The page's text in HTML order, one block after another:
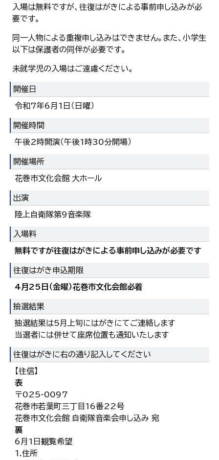
日本語
한국어
繁體中文
入場は無料ですが、往復はがきによる事前申し込みが必
要です。
同一人物による重複申し込みはできません。また、小学生
以下は保護者の同伴が必要です。
未就学児の入場はご遠慮ください。
開催日
令和7年6月1日（日曜）
開催時間
午後2時開演（午後1時30分開場）
開催場所
花巻市文化会館 大ホール
出演
陸上自衛隊第9音楽隊
入場料
無料ですが往復はがきによる事前申し込みが必要です
往復はがき申込期限
4月25日（金曜）花巻市文化会館必着
抽選結果
抽選結果は5月上旬にはがきにてご連絡します
当選者には併せて座席位置も通知いたします
往復はがきに右の通り記入してください
【往信】
表
〒025-0097
花巻市若葉町三丁目16番22号
花巻市文化会館 自衛隊音楽会申し込み 宛
裏
6月1日観覧希望
1.住所